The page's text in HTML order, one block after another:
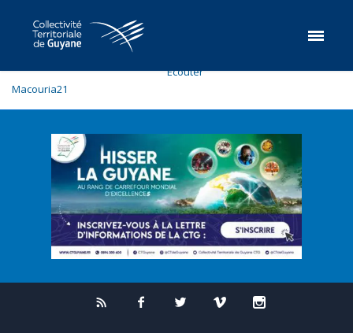
Ecouter
Macouria21